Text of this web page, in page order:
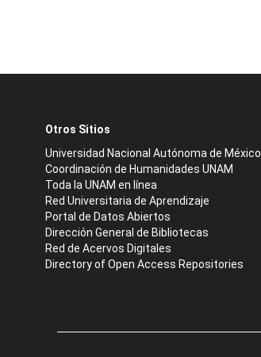
Otros Sitios
Universidad Nacional Autónoma de México
Coordinación de Humanidades UNAM
Toda la UNAM en línea
Red Universitaria de Aprendizaje
Portal de Datos Abiertos
Dirección General de Bibliotecas
Red de Acervos Digitales
Directory of Open Access Repositories